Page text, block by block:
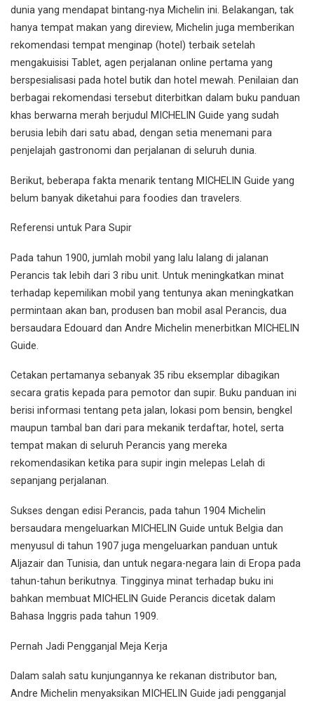
dunia yang mendapat bintang-nya Michelin ini. Belakangan, tak
hanya tempat makan yang direview, Michelin juga memberikan
rekomendasi tempat menginap (hotel) terbaik setelah
mengakuisisi Tablet, agen perjalanan online pertama yang
berspesialisasi pada hotel butik dan hotel mewah. Penilaian dan
berbagai rekomendasi tersebut diterbitkan dalam buku panduan
khas berwarna merah berjudul MICHELIN Guide yang sudah
berusia lebih dari satu abad, dengan setia menemani para
penjelajah gastronomi dan perjalanan di seluruh dunia.
Berikut, beberapa fakta menarik tentang MICHELIN Guide yang
belum banyak diketahui para foodies dan travelers.
Referensi untuk Para Supir
Pada tahun 1900, jumlah mobil yang lalu lalang di jalanan
Perancis tak lebih dari 3 ribu unit. Untuk meningkatkan minat
terhadap kepemilikan mobil yang tentunya akan meningkatkan
permintaan akan ban, produsen ban mobil asal Perancis, dua
bersaudara Edouard dan Andre Michelin menerbitkan MICHELIN
Guide.
Cetakan pertamanya sebanyak 35 ribu eksemplar dibagikan
secara gratis kepada para pemotor dan supir. Buku panduan ini
berisi informasi tentang peta jalan, lokasi pom bensin, bengkel
maupun tambal ban dari para mekanik terdaftar, hotel, serta
tempat makan di seluruh Perancis yang mereka
rekomendasikan ketika para supir ingin melepas Lelah di
sepanjang perjalanan.
Sukses dengan edisi Perancis, pada tahun 1904 Michelin
bersaudara mengeluarkan MICHELIN Guide untuk Belgia dan
menyusul di tahun 1907 juga mengeluarkan panduan untuk
Aljazair dan Tunisia, dan untuk negara-negara lain di Eropa pada
tahun-tahun berikutnya. Tingginya minat terhadap buku ini
bahkan membuat MICHELIN Guide Perancis dicetak dalam
Bahasa Inggris pada tahun 1909.
Pernah Jadi Pengganjal Meja Kerja
Dalam salah satu kunjungannya ke rekanan distributor ban,
Andre Michelin menyaksikan MICHELIN Guide jadi pengganjal